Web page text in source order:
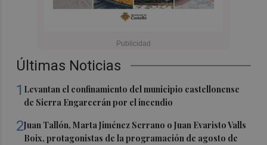
Últimas Noticias
1 Levantan el confinamiento del municipio castellonense
de Sierra Engarcerán por el incendio
2Juan Tallón, Marta Jiménez Serrano o Juan Evaristo Valls
Boix, protagonistas de la programación de agosto de